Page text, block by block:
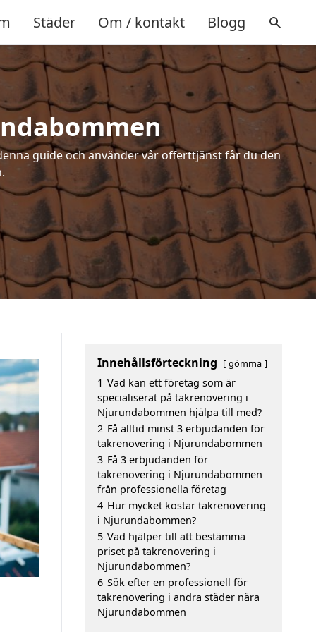
Städer Om / kontakt Blogg
guide och använder vår offerttjänst får du den
Innehållsförteckning gömma
1 Vad kan ett företag som är
specialiserat på takrenovering i
Njurundabommen hjälpa till med?
2 Få alltid minst 3 erbjudanden för
takrenovering i Njurundabommen
3 Få 3 erbjudanden för
takrenovering i Njurundabommen
från professionella företag
4 Hur mycket kostar takrenovering
i Njurundabommen?
5 Vad hjälper till att bestämma
priset på takrenovering i
Njurundabommen?
6 Sök efter en professionell för
takrenovering i andra städer nära
Njurundabommen